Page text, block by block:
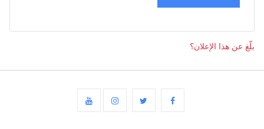
بلّغ عن هذا الإعلان؟